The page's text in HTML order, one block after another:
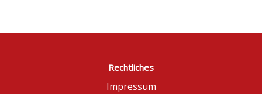
Rechtliches
Impressum